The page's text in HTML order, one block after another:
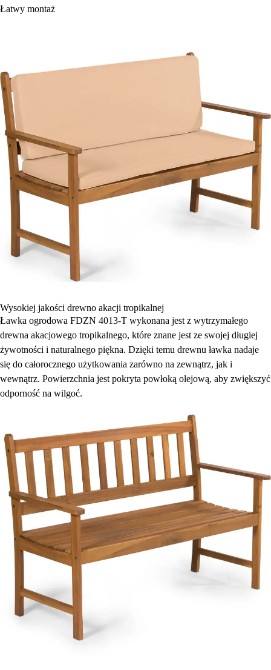
Łatwy montaż
Wysokiej jakości drewno akacji tropikalnej
Ławka ogrodowa FDZN 4013-T wykonana jest z wytrzymałego
drewna akacjowego tropikalnego, które znane jest ze swojej długiej
żywotności i naturalnego piękna. Dzięki temu drewnu ławka nadaje
się do całorocznego użytkowania zarówno na zewnątrz, jak i
wewnątrz. Powierzchnia jest pokryta powłoką olejową, aby zwiększyć
odporność na wilgoć.